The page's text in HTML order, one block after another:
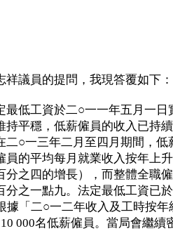
議員的提問，我現答覆如下：
最低工資於二○一一年五月一
持平穩，低薪僱員的收入已持
二○一三年二月至四月期間，
員的平均每月就業收入按年上
分之四的增長），而整體全職
分之一點九。法定最低工資已
據「二○一二年收入及工時按
000名低薪僱員。當局會繼續